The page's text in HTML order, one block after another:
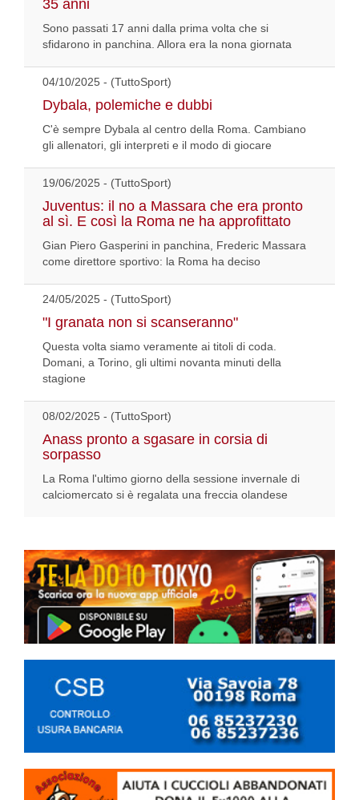
35 anni
Sono passati 17 anni dalla prima volta che si
sfidarono in panchina. Allora era la nona giornata
04/10/2025 - (TuttoSport)
Dybala, polemiche e dubbi
C'è sempre Dybala al centro della Roma. Cambiano
gli allenatori, gli interpreti e il modo di giocare
19/06/2025 - (TuttoSport)
Juventus: il no a Massara che era pronto
al sì. E così la Roma ne ha approfittato
Gian Piero Gasperini in panchina, Frederic Massara
come direttore sportivo: la Roma ha deciso
24/05/2025 - (TuttoSport)
"I granata non si scanseranno"
Questa volta siamo veramente ai titoli di coda.
Domani, a Torino, gli ultimi novanta minuti della
stagione
08/02/2025 - (TuttoSport)
Anass pronto a sgasare in corsia di
sorpasso
La Roma l'ultimo giorno della sessione invernale di
calciomercato si è regalata una freccia olandese